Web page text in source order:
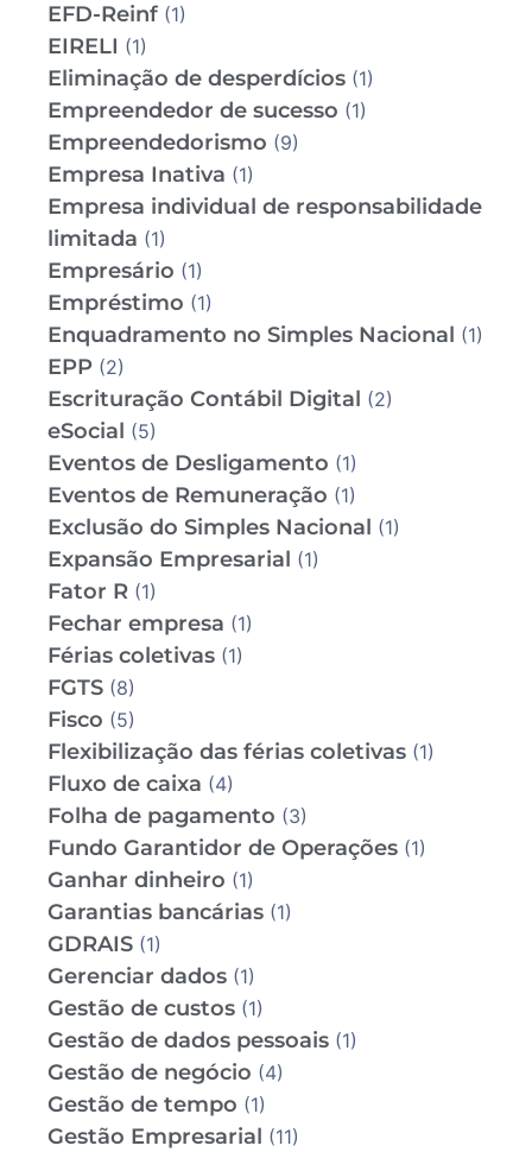
EFD-Reinf (1)
EIRELI (1)
Eliminação de desperdícios (1)
Empreendedor de sucesso (1)
Empreendedorismo (9)
Empresa Inativa (1)
Empresa individual de responsabilidade
limitada (1)
Empresário (1)
Empréstimo (1)
Enquadramento no Simples Nacional (1)
EPP (2)
Escrituração Contábil Digital (2)
eSocial (5)
Eventos de Desligamento (1)
Eventos de Remuneração (1)
Exclusão do Simples Nacional (1)
Expansão Empresarial (1)
Fator R (1)
Fechar empresa (1)
Férias coletivas (1)
FGTS (8)
Fisco (5)
Flexibilização das férias coletivas (1)
Fluxo de caixa (4)
Folha de pagamento (3)
Fundo Garantidor de Operações (1)
Ganhar dinheiro (1)
Garantias bancárias (1)
GDRAIS (1)
Gerenciar dados (1)
Gestão de custos (1)
Gestão de dados pessoais (1)
Gestão de negócio (4)
Gestão de tempo (1)
Gestão Empresarial (11)